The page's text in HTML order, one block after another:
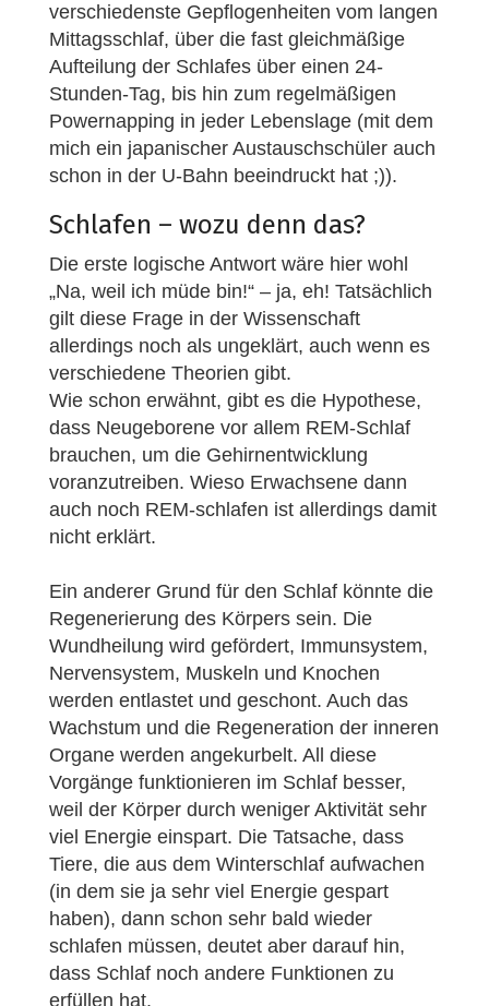
verschiedenste Gepflogenheiten vom langen
Mittagsschlaf, über die fast gleichmäßige
Aufteilung der Schlafes über einen 24-
Stunden-Tag, bis hin zum regelmäßigen
Powernapping in jeder Lebenslage (mit dem
mich ein japanischer Austauschschüler auch
schon in der U-Bahn beeindruckt hat ;)).
Schlafen – wozu denn das?
Die erste logische Antwort wäre hier wohl
„Na, weil ich müde bin!“ – ja, eh! Tatsächlich
gilt diese Frage in der Wissenschaft
allerdings noch als ungeklärt, auch wenn es
verschiedene Theorien gibt.
Wie schon erwähnt, gibt es die Hypothese,
dass Neugeborene vor allem REM-Schlaf
brauchen, um die Gehirnentwicklung
voranzutreiben. Wieso Erwachsene dann
auch noch REM-schlafen ist allerdings damit
nicht erklärt.
Ein anderer Grund für den Schlaf könnte die
Regenerierung des Körpers sein. Die
Wundheilung wird gefördert, Immunsystem,
Nervensystem, Muskeln und Knochen
werden entlastet und geschont. Auch das
Wachstum und die Regeneration der inneren
Organe werden angekurbelt. All diese
Vorgänge funktionieren im Schlaf besser,
weil der Körper durch weniger Aktivität sehr
viel Energie einspart. Die Tatsache, dass
Tiere, die aus dem Winterschlaf aufwachen
(in dem sie ja sehr viel Energie gespart
haben), dann schon sehr bald wieder
schlafen müssen, deutet aber darauf hin,
dass Schlaf noch andere Funktionen zu
erfüllen hat.